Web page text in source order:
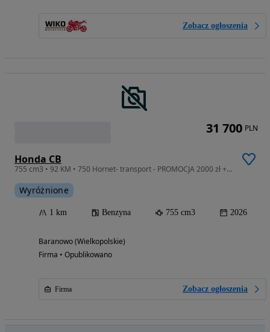
Zobacz ogłoszenia
Honda CB
755 cm3 • 92 KM • 750 Hornet- transport - PROMOCJA 2000 zł + QUICK SHIFTER GRATIS
Wyróżnione
1 km Benzyna 755 cm3 2026
Baranowo (Wielkopolskie)
Firma • Opublikowano
Firma Zobacz ogłoszenia
31 700 PLN